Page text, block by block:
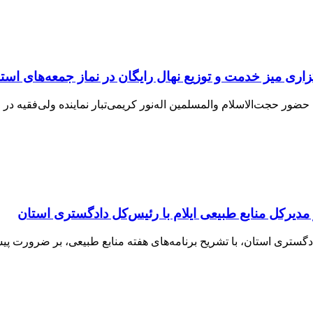
میز خدمت و توزیع نهال رایگان در نماز جمعه‌های
حجت‌الاسلام والمسلمین اله‌نور کریمی‌تبار نماینده ولی‌فقیه
منابع طبیعی ایلام با رئیس‌کل دادگستری استان
استان، با تشریح برنامه‌های هفته منابع طبیعی، بر